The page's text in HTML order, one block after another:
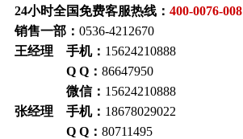
24小时全国免费客服热线： 400-0076-008
销售一部： 0536-4212670
王经理 手机： 15624210888
Q Q： 86647950
微信： 15624210888
张经理 手机： 18678029022
Q Q： 80711495